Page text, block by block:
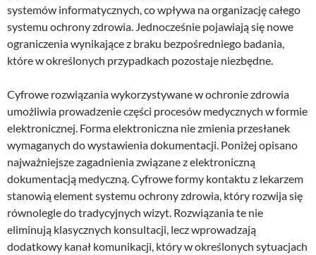
systemów informatycznych, co wpływa na organizację całego
systemu ochrony zdrowia. Jednocześnie pojawiają się nowe
ograniczenia wynikające z braku bezpośredniego badania,
które w określonych przypadkach pozostaje niezbędne.
Cyfrowe rozwiązania wykorzystywane w ochronie zdrowia
umożliwia prowadzenie części procesów medycznych w formie
elektronicznej. Forma elektroniczna nie zmienia przesłanek
wymaganych do wystawienia dokumentacji. Poniżej opisano
najważniejsze zagadnienia związane z elektroniczną
dokumentacją medyczną. Cyfrowe formy kontaktu z lekarzem
stanowią element systemu ochrony zdrowia, który rozwija się
równolegle do tradycyjnych wizyt. Rozwiązania te nie
eliminują klasycznych konsultacji, lecz wprowadzają
dodatkowy kanał komunikacji, który w określonych sytuacjach